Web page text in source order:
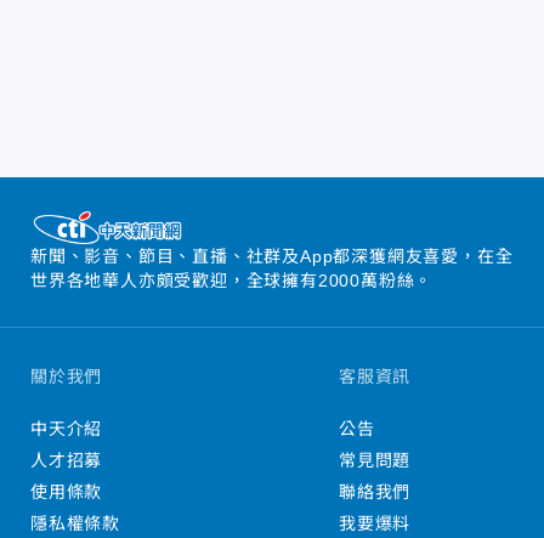
新聞、影音、節目、直播、社群及App都深獲網友喜愛，在全
世界各地華人亦頗受歡迎，全球擁有2000萬粉絲。
關於我們
中天介紹
人才招募
使用條款
隱私權條款
客服資訊
公告
常見問題
聯絡我們
我要爆料